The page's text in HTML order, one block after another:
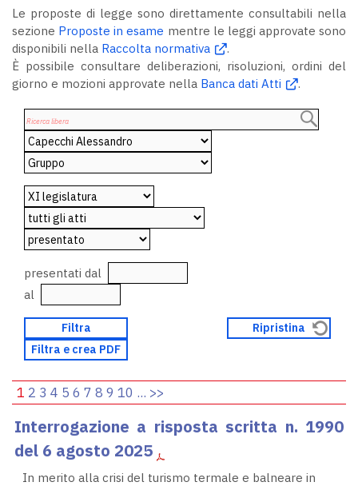
Le proposte di legge sono direttamente consultabili nella
sezione Proposte in esame mentre le leggi approvate sono
disponibili nella Raccolta normativa
.
È possibile consultare deliberazioni, risoluzioni, ordini del
giorno e mozioni approvate nella Banca dati Atti .
presentati dal
al
1 2 3 4 5 6 7 8 9 10 ... >>
Interrogazione a risposta scritta n. 1990
del 6 agosto 2025
In merito alla crisi del turismo termale e balneare in